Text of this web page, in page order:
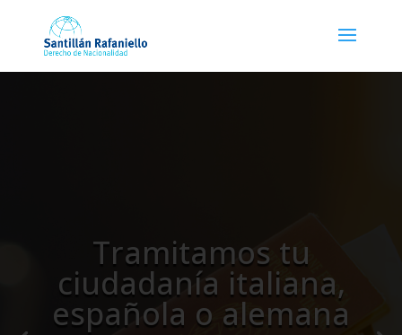
Tramitamos tu
ciudadanía italiana,
española o alemana